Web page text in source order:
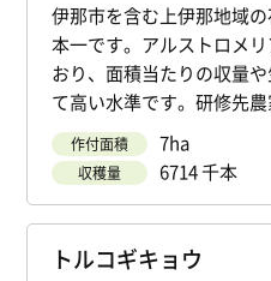
伊那市を含む上伊那地域
本一です。アルストロメ
おり、面積当たりの収量
て高い水準です。研修先農
作付面積 7ha
収穫量 6714 千本
トルコギキョウ